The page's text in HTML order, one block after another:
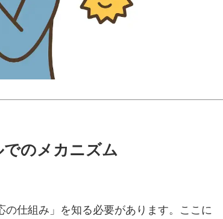
のメカニズム
仕組み」を知る必要があります。ここに